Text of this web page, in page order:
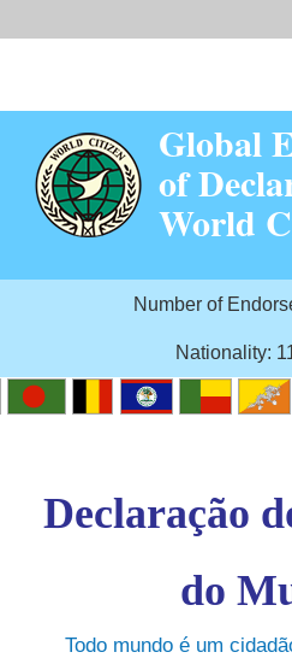
Global
of
World
Number of
Nationality:
Declaração
do
Todo mundo é um